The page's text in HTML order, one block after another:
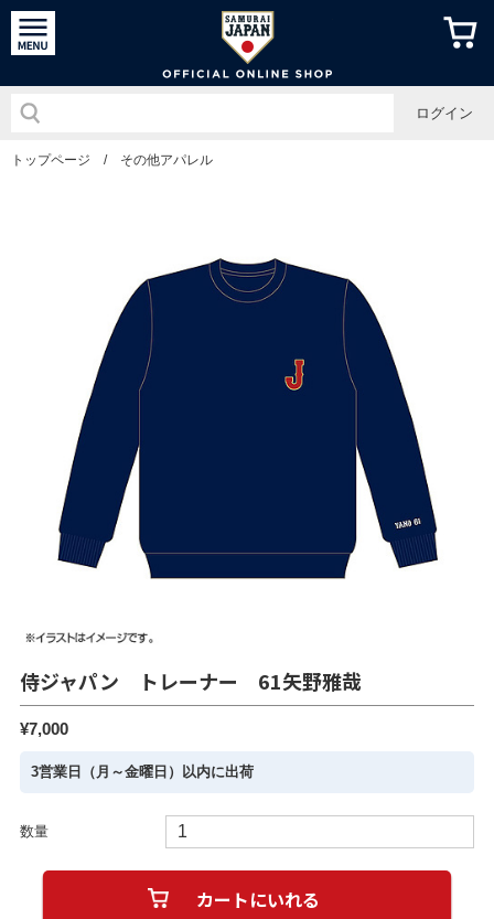
侍ジャパ
ログイン
トップページ / その他アパレル
侍ジャパン トレーナー 61矢野雅哉
¥7,000
3営業日（月～金曜日）以内に出荷
数量